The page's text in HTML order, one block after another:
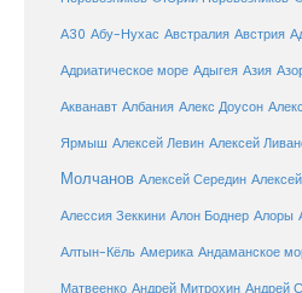
А30 Абу-Нухас Австралия Австрия
Адриатическое море Адыгея Азия
Акванавт Албания Алекс Доусон
Ярмыш Алексей Левин Алексей
Молчанов Алексей Середин
Алессия Зеккини Алон Боднер Алоры
Алтын-Кёль Америка Андаманское
Матвеенко Андрей Митрохин Андрей